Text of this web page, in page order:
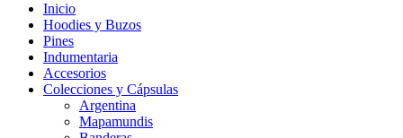
Inicio
Hoodies y Buzos
Pines
Indumentaria
Accesorios
Colecciones y Cápsulas
Argentina
Mapamundis